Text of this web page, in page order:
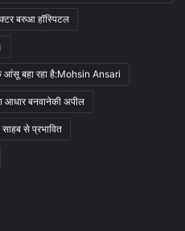
बरुआ हॉस्पिटल
आंसू बहा रहा है:Mohsin Ansari
आधार बनवानेकी अपील
से प्रभावित